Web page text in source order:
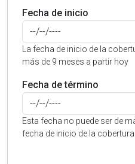
Fecha de inicio
La fecha de inicio de la
más de 9 meses a partir hoy
Fecha de término
Esta fecha no puede ser de
fecha de inicio de la cobertura.